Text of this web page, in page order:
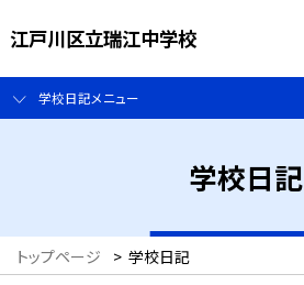
江戸川区立瑞江中学校
学校日記メニュー
学校日記
トップページ > 学校日記